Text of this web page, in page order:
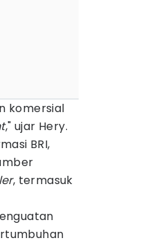
komersial
," ujar Hery.
BRI,
, termasuk